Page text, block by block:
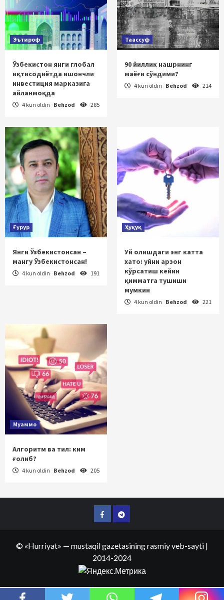
Эътироф
Ўзбекистон янги глобал
иқтисодиётда ишончли
инвестиция марказига
айланмоқда
4 kun oldin Behzod 285
Таассуф
90 йиллик нашрнинг
маёғи сўндими?
4 kun oldin Behzod 214
Ғурур
Янги Ўзбекистонсан –
мангу Ўзбекистонсан!
4 kun oldin Behzod 191
Ҳуқуқ
Уй олишдаги энг катта
хато: уйни арзон
кўрсатиш кейин
қимматга тушиши
мумкин
4 kun oldin Behzod 221
Муаммо
Алгоритм ва тил: ким
ғолиб?
4 kun oldin Behzod 205
FacebookTelegram
© «Hurriyat» — mustaqil gazetasining rasmiy veb-sayti |
2014-2024